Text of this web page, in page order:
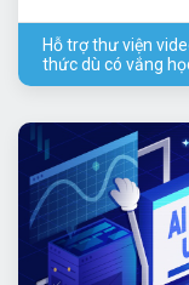
Hỗ trợ thư viện
thức dù có vắng